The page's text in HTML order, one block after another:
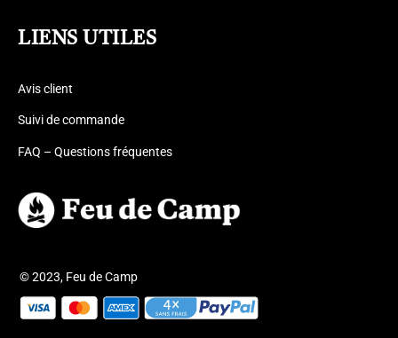
LIENS UTILES
Avis client
Suivi de commande
FAQ – Questions fréquentes
© 2023, Feu de Camp